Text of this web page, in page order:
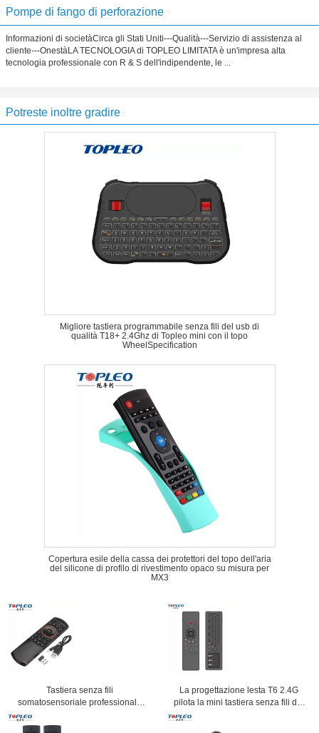
Pompe di fango di perforazione
Informazioni di societàCirca gli Stati Uniti---Qualità---Servizio di assistenza al
cliente---OnestàLA TECNOLOGIA di TOPLEO LIMITATA è un'impresa alta
tecnologia professionale con R & S dell'indipendente, le ...
Potreste inoltre gradire
Migliore tastiera programmabile senza fili del usb di
qualità T18+ 2.4Ghz di Topleo mini con il topo
WheelSpecification
Copertura esile della cassa dei protettori del topo dell'aria
del silicone di profilo di rivestimento opaco su misura per
MX3
Tastiera senza fili
somatosensoriale professionale
del topo di 2,4 gigahertz Fly Air
dell'alto grado X6 6-Axis di
La progettazione lesta T6 2.4G
pilota la mini tastiera senza fili del
airmouse del topo con il touchpad